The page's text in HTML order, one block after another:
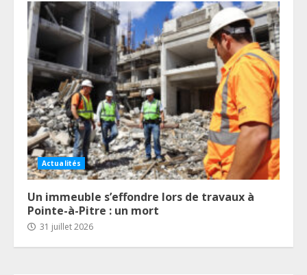
Actualités
Un immeuble s’effondre lors de travaux à
Pointe-à-Pitre : un mort
31 juillet 2026